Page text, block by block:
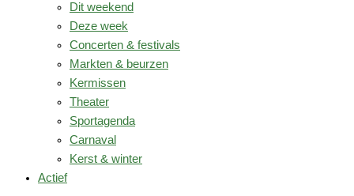
Dit weekend
Deze week
Concerten & festivals
Markten & beurzen
Kermissen
Theater
Sportagenda
Carnaval
Kerst & winter
Actief